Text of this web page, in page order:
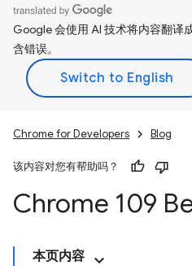
Google 会使用 AI 技术将内容翻译
含错误。
Chrome for Developers Blog
该内容对您有帮助吗？
Chrome 109
本页内容